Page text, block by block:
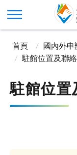
首頁 國內外申
駐館位置及聯
駐館位置